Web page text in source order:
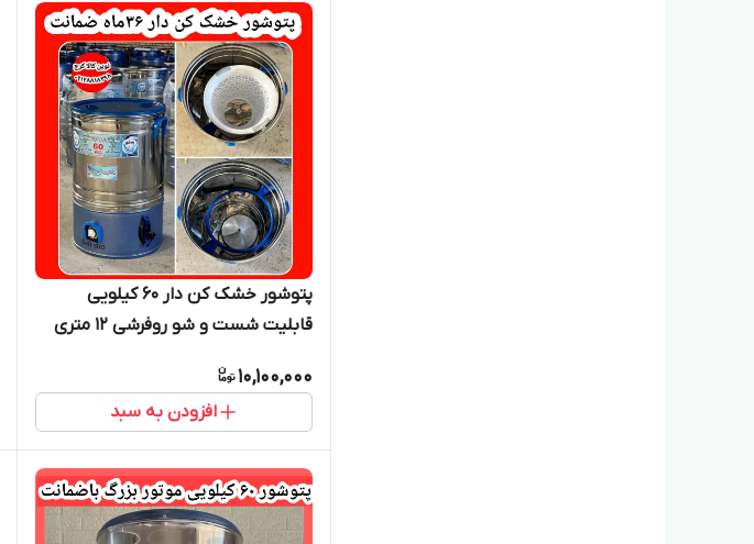
پتوشور خشک کن دار ۶۰ کیلویی
قابلیت شست و شو روفرشی ۱۲ متری
10,100,000
افزودن به سبد